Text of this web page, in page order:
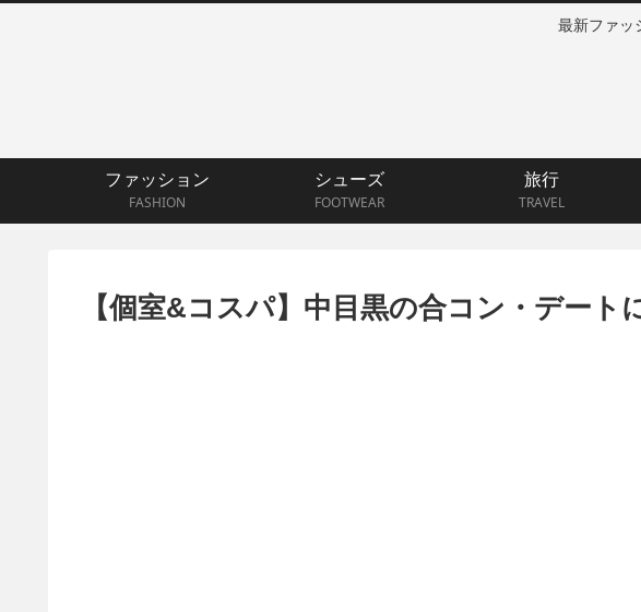
最新ファッ
ファッション
FASHION
シューズ
FOOTWEAR
旅行
TRAVEL
【個室&コスパ】中目黒の合コン・デート